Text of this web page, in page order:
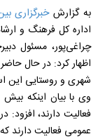
به گزارشخبرگزاری
اداره کل فرهنگ و
چراغی‌پور، مسئول
شهری و روستایی این
فعالیت دارند، افزود: